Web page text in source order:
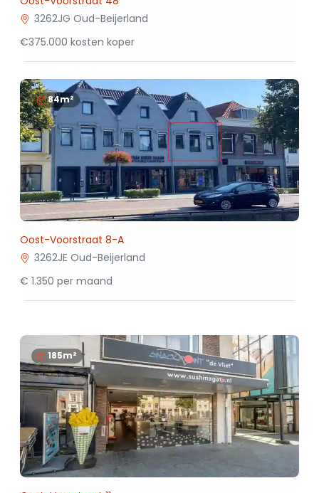
3262JG Oud-Beijerland
€375.000 kosten koper
84m²
Oost-Voorstraat 8-A
3262JE Oud-Beijerland
€ 1.350 per maand
185m²